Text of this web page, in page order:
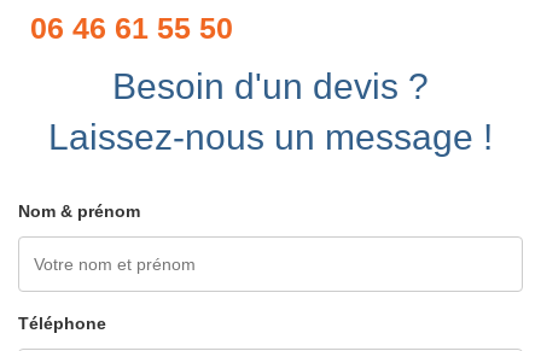
06 46 61 55 50
Besoin d'un devis ?
Laissez-nous un message !
Nom & prénom
Téléphone